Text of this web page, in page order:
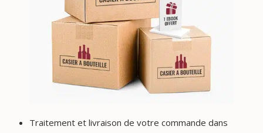
Traitement et livraison de votre commande dans